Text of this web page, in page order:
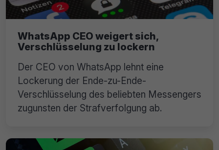
WhatsApp CEO weigert sich,
Verschlüsselung zu lockern
Der CEO von WhatsApp lehnt eine
Lockerung der Ende-zu-Ende-
Verschlüsselung des beliebten Messengers
zugunsten der Strafverfolgung ab.